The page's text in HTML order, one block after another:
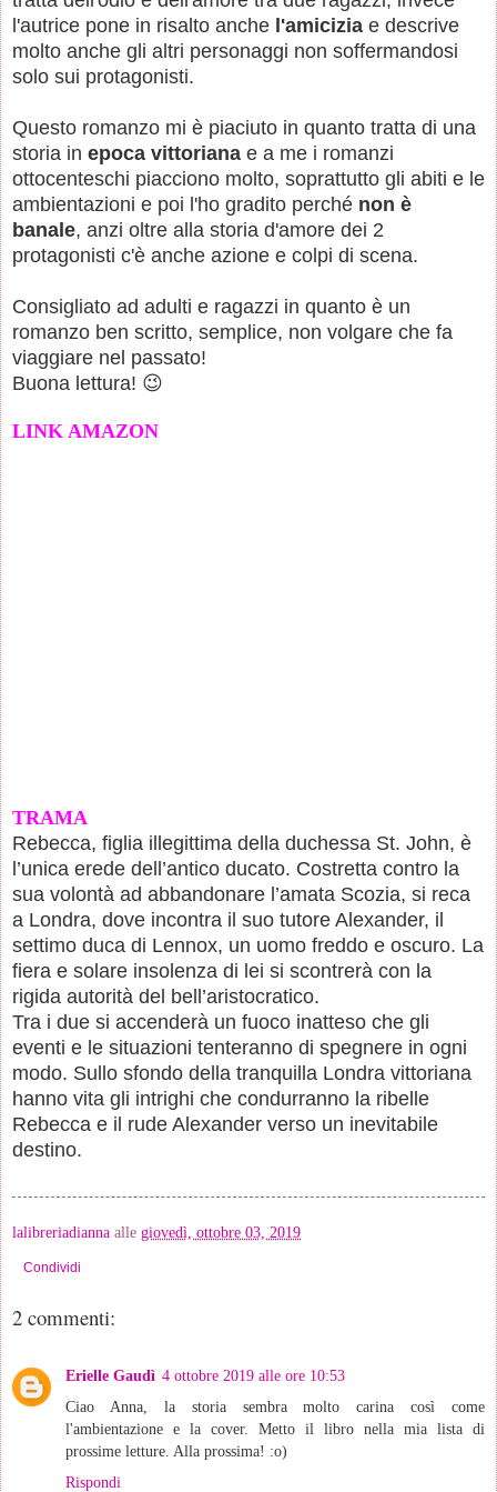
l'autrice pone in risalto anche l'amicizia e descrive
molto anche gli altri personaggi non soffermandosi
solo sui protagonisti.
Questo romanzo mi è piaciuto in quanto tratta di una
storia in epoca vittoriana e a me i romanzi
ottocenteschi piacciono molto, soprattutto gli abiti e le
ambientazioni e poi l'ho gradito perché non è
banale, anzi oltre alla storia d'amore dei 2
protagonisti c'è anche azione e colpi di scena.
Consigliato ad adulti e ragazzi in quanto è un
romanzo ben scritto, semplice, non volgare che fa
viaggiare nel passato!
Buona lettura! 😉
LINK AMAZON
TRAMA
Rebecca, figlia illegittima della duchessa St. John, è
l’unica erede dell’antico ducato. Costretta contro la
sua volontà ad abbandonare l’amata Scozia, si reca
a Londra, dove incontra il suo tutore Alexander, il
settimo duca di Lennox, un uomo freddo e oscuro. La
fiera e solare insolenza di lei si scontrerà con la
rigida autorità del bell’aristocratico.
Tra i due si accenderà un fuoco inatteso che gli
eventi e le situazioni tenteranno di spegnere in ogni
modo. Sullo sfondo della tranquilla Londra vittoriana
hanno vita gli intrighi che condurranno la ribelle
Rebecca e il rude Alexander verso un inevitabile
destino.
lalibreriadianna alle giovedì, ottobre 03, 2019
Condividi
2 commenti:
Erielle Gaudì 4 ottobre 2019 alle ore 10:53
Ciao Anna, la storia sembra molto carina così come
l'ambientazione e la cover. Metto il libro nella mia lista di
prossime letture. Alla prossima! :o)
Rispondi